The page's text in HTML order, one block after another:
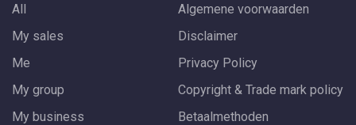
All
My sales
Me
My group
My business
Algemene voorwaarden
Disclaimer
Privacy Policy
Copyright & Trade mark policy
Betaalmethoden